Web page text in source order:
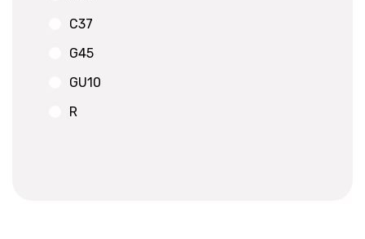
C37
G45
GU10
R